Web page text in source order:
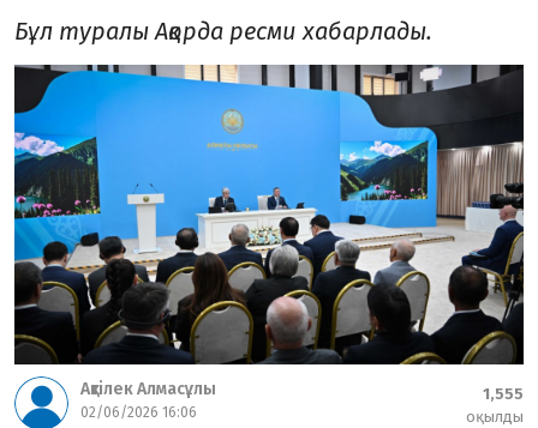
Бұл туралы Ақорда ресми хабарлады.
Ақтілек Алмасұлы
02/06/2026 16:06
1,555
оқылды